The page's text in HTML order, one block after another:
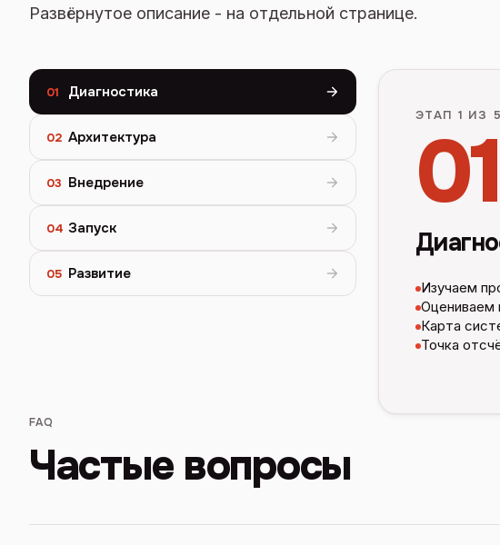
Развёрнутое описание - на отдельной странице.
01 Диагностика
02 Архитектура
03 Внедрение
04 Запуск
05 Развитие
ЭТАП 1 ИЗ 5
01
Изучаем
Оцениваем
Карта
Точка
FAQ
Частые вопросы